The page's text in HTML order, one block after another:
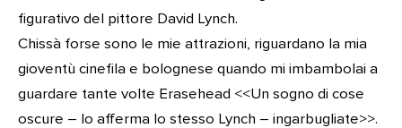
figurativo del pittore David Lynch.
Chissà forse sono le mie attrazioni, riguardano la mia
gioventù cinefila e bolognese quando mi imbambolai a
guardare tante volte Erasehead <<Un sogno di cose
oscure – lo afferma lo stesso Lynch – ingarbugliate>>.